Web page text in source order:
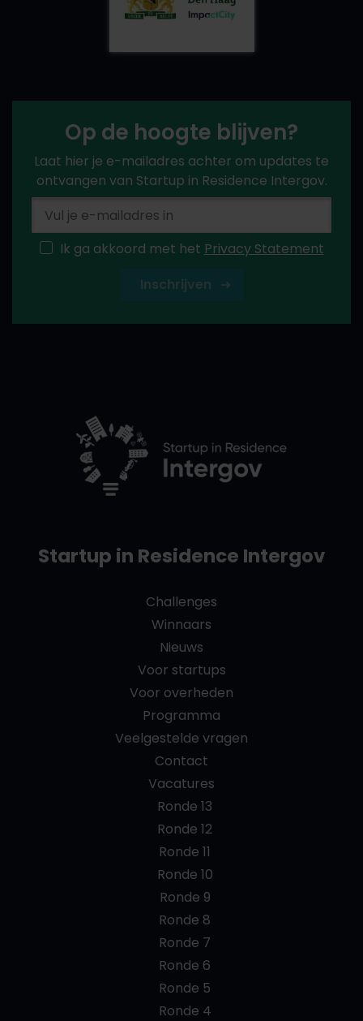
Op de hoogte blijven?
Laat hier je e-mailadres achter om updates te
ontvangen van Startup in Residence Intergov.
Ik ga akkoord met het Privacy Statement
Inschrijven
Startup in Residence Intergov
Challenges
Winnaars
Nieuws
Voor startups
Voor overheden
Programma
Veelgestelde vragen
Contact
Vacatures
Ronde 13
Ronde 12
Ronde 11
Ronde 10
Ronde 9
Ronde 8
Ronde 7
Ronde 6
Ronde 5
Ronde 4